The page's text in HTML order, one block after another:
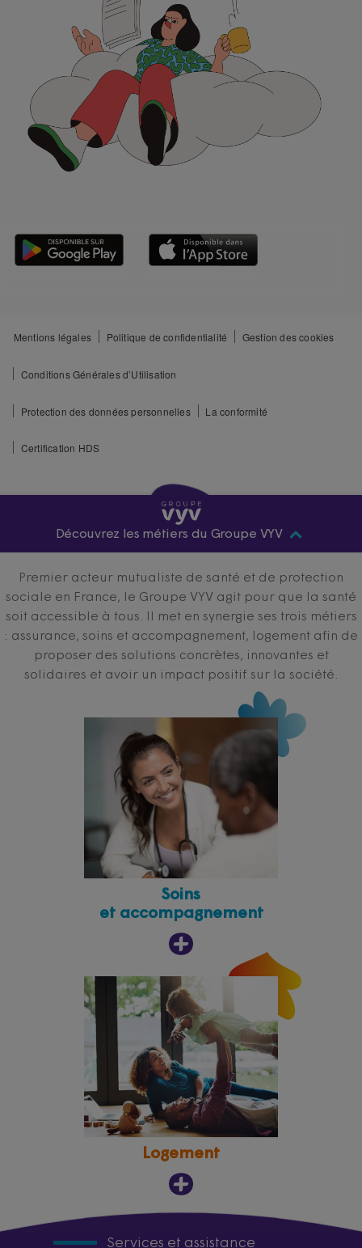
Mentions légales Politique de confidentialité Gestion des cookies
Conditions Générales d’Utilisation
Protection des données personnelles La conformité
Certification HDS
Découvrez les métiers du Groupe VYV
Premier acteur mutualiste de santé et de protection
sociale en France, le Groupe VYV agit pour que la santé
soit accessible à tous. Il met en synergie ses trois métiers
: assurance, soins et accompagnement, logement afin de
proposer des solutions concrètes, innovantes et
solidaires et avoir un impact positif sur la société.
Soins
et accompagnement
Logement
Services et assistance